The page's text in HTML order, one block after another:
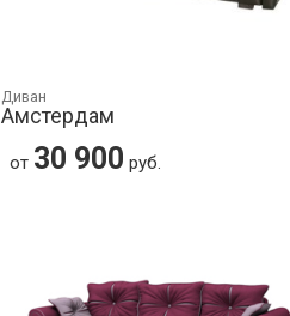
Диван
Амстердам
от 30 900 руб.